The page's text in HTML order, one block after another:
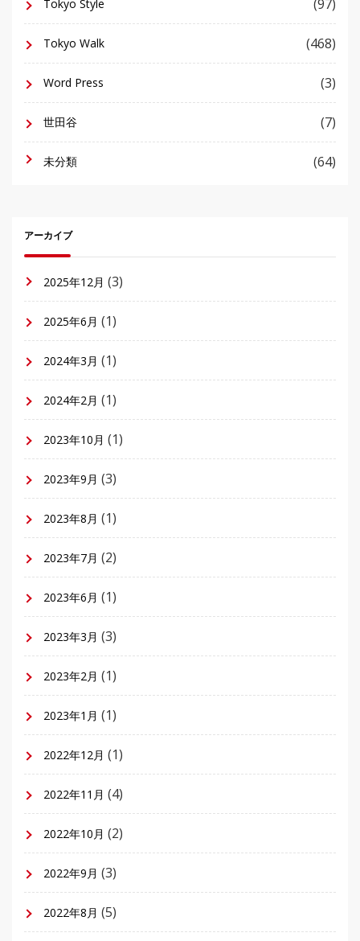
Tokyo Style (97)
Tokyo Walk (468)
Word Press (3)
世田谷 (7)
未分類 (64)
アーカイブ
2025年12月 (3)
2025年6月 (1)
2024年3月 (1)
2024年2月 (1)
2023年10月 (1)
2023年9月 (3)
2023年8月 (1)
2023年7月 (2)
2023年6月 (1)
2023年3月 (3)
2023年2月 (1)
2023年1月 (1)
2022年12月 (1)
2022年11月 (4)
2022年10月 (2)
2022年9月 (3)
2022年8月 (5)